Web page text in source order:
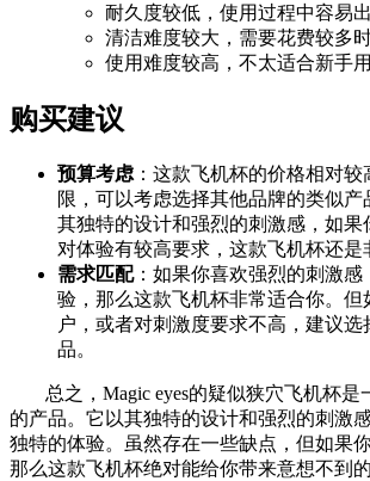
耐久度较低，使用过程中容易出
清洁难度较大，需要花费较多
使用难度较高，不太适合新手用
购买建议
预算考虑 ：这款飞机杯的价格相对
限，可以考虑选择其他品牌的类似产
其独特的设计和强烈的刺激感，如果
对体验有较高要求，这款飞机杯还是
需求匹配：如果你喜欢强烈的刺激感
验，那么这款飞机杯非常适合你。但
户，或者对刺激度要求不高，建议
品。
总之，Magic eyes的疑似狭穴飞机杯是
的产品。它以其独特的设计和强烈的刺激
独特的体验。虽然存在一些缺点，但如果
那么这款飞机杯绝对能给你带来意想不到